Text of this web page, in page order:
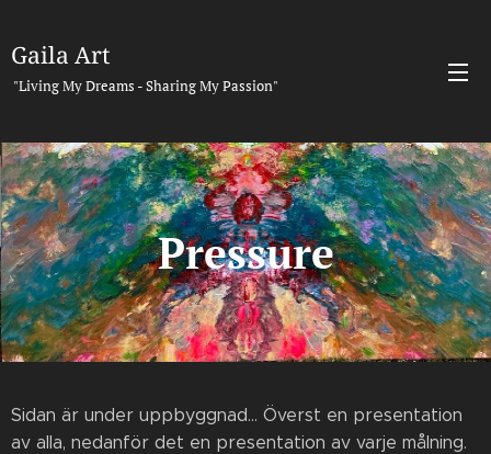
Gaila Art
"Living My Dreams - Sharing My Passion"
Pressure
Sidan är under uppbyggnad... Överst en presentation
av alla, nedanför det en presentation av varje målning.